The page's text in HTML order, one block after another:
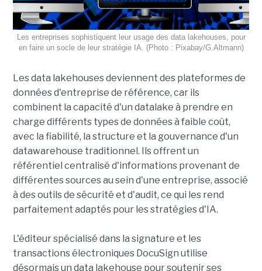
Les entreprises sophistiquent leur usage des data lakehouses, pour
en faire un socle de leur stratégie IA. (Photo : Pixabay/G.Altmann)
Les data lakehouses deviennent des plateformes de
données d'entreprise de référence, car ils
combinent la capacité d'un datalake à prendre en
charge différents types de données à faible coût,
avec la fiabilité, la structure et la gouvernance d'un
datawarehouse traditionnel. Ils offrent un
référentiel centralisé d'informations provenant de
différentes sources au sein d'une entreprise, associé
à des outils de sécurité et d'audit, ce qui les rend
parfaitement adaptés pour les stratégies d'IA.
L'éditeur spécialisé dans la signature et les
transactions électroniques DocuSign utilise
désormais un data lakehouse pour soutenir ses